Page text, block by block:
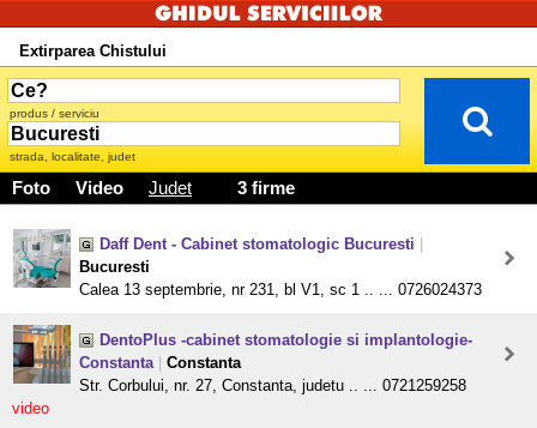
Extirparea Chistului
produs / serviciu
strada, localitate, judet
Foto Video Judet 3 firme
Daff Dent - Cabinet stomatologic Bucuresti
Bucuresti
Calea 13 septembrie, nr 231, bl V1, sc 1 .. ... 0726024373
DentoPlus -cabinet stomatologie si implantologie-
Constanta
Constanta
Str. Corbului, nr. 27, Constanta, judetu .. ... 0721259258
video